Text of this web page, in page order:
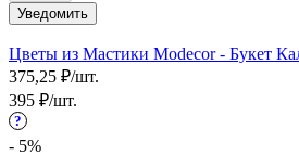
Уведомить
Цветы из Мастики Modecor - Букет
375,25 ₽/шт.
395 ₽/шт.
?
- 5%